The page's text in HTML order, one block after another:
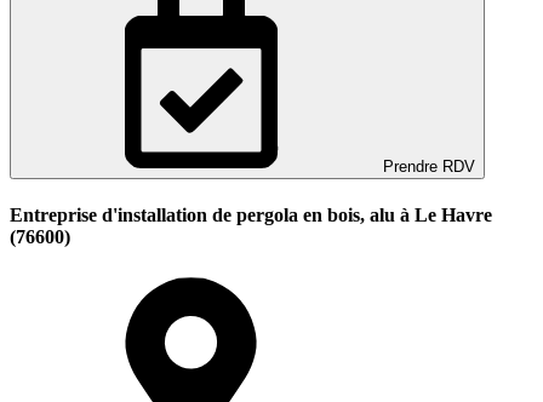
Prendre RDV
Entreprise d'installation de pergola en bois, alu à Le Havre
(76600)